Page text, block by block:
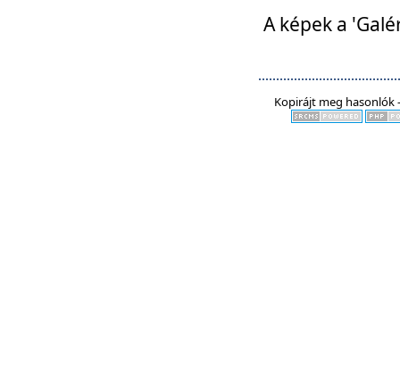
A képek a
Kopirájt meg hasonlók